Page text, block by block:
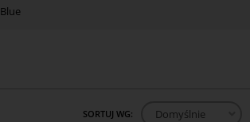
SORTUJ WG: Domyślnie